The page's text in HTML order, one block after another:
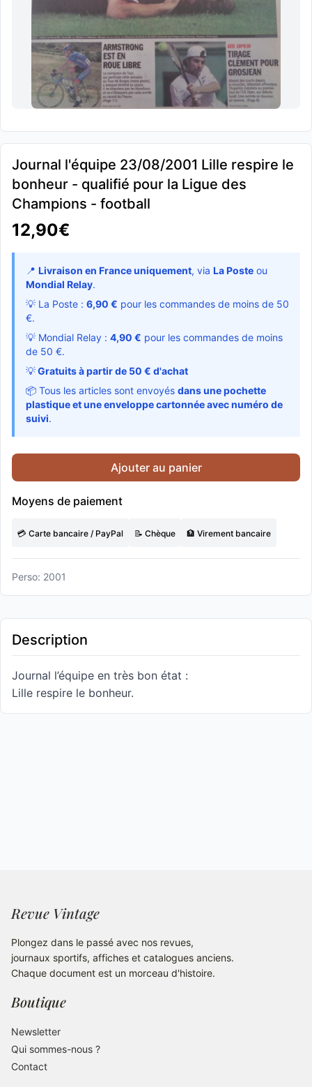
Journal l'équipe 23/08/2001 Lille respire le
bonheur - qualifié pour la Ligue des
Champions - football
12,90€
📍 Livraison en France uniquement, via La Poste ou
Mondial Relay.
💡 La Poste : 6,90 € pour les commandes de moins de 50
€.
💡 Mondial Relay : 4,90 € pour les commandes de moins
de 50 €.
💡Gratuits à partir de 50 € d'achat
📦 Tous les articles sont envoyés dans une pochette
plastique et une enveloppe cartonnée avec numéro de
suivi.
Ajouter au panier
Moyens de paiement
💳 Carte bancaire / PayPal 📝 Chèque 🏦 Virement bancaire
Perso: 2001
Description
Journal l’équipe en très bon état :
Lille respire le bonheur.
Revue Vintage
Plongez dans le passé avec nos revues,
journaux sportifs, affiches et catalogues anciens.
Chaque document est un morceau d'histoire.
Boutique
Newsletter
Qui sommes-nous ?
Contact